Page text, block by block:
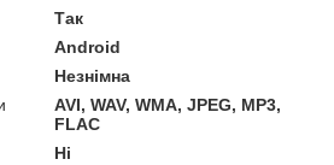
Так
Android
Незнімна
AVI, WAV, WMA, JPEG, MP3,
FLAC
Ні